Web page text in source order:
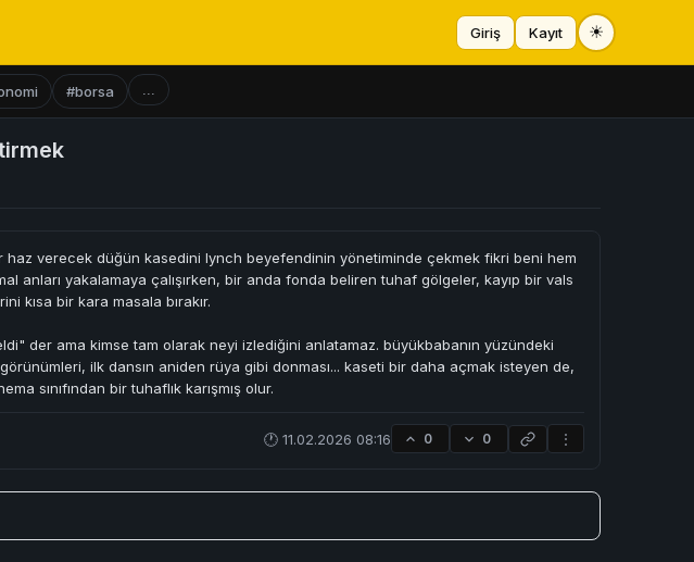
Giriş Kayıt ☀
#borsa ...
verecek düğün kasedini lynch beyefendinin yönetiminde çekmek fikri beni hem
anları yakalamaya çalışırken, bir anda fonda beliren tuhaf gölgeler, kayıp bir vals
kısa bir kara masala bırakır.
der ama kimse tam olarak neyi izlediğini anlatamaz. büyükbabanın yüzündeki
ilk dansın aniden rüya gibi donması... kaseti bir daha açmak isteyen de,
sınıfından bir tuhaflık karışmış olur.
🕐 11.02.2026 08:16 0 0 ⋮